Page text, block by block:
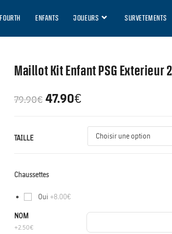
FOURTH ENFANTS JOUEURS SURVETEMENTS
Maillot Kit Enfant PSG Exterieur
79.90€ 47.90€
TAILLE
Chaussettes
Oui +8.00€
NOM
+2.50€